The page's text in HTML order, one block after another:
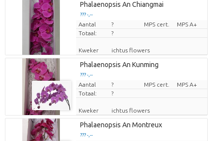
Phalaenopsis An Chiangmai
??? -,--
Prijs per stuk
Aantal ? MPS cert.
MPS A+
Totaal:
?
Kweker ichtus flowers
Phalaenopsis An Kunming
??? -,--
Prijs per stuk
Aantal ? MPS cert.
MPS A+
Totaal:
?
Kweker ichtus flowers
Phalaenopsis An Montreux
??? -,--